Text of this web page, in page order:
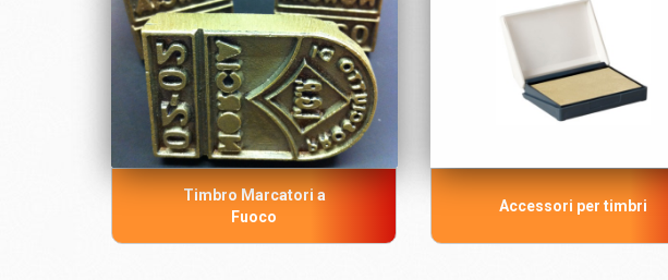
Timbro Marcatori a
Fuoco
Accessori per timbri